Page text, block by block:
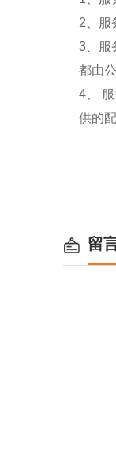
2、服
3、服
都由
4、
供的
留